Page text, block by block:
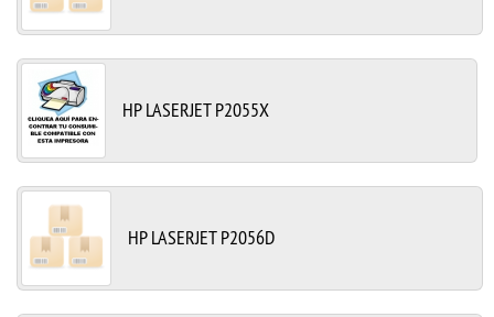
HP LASERJET P2055X
HP LASERJET P2056D